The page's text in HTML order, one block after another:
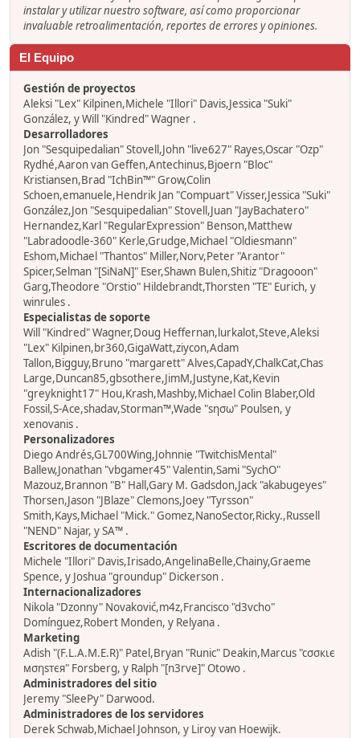
instalar y utilizar nuestro software, así como proporcionar
invaluable retroalimentación, reportes de errores y opiniones.
El Equipo
Gestión de proyectos
Aleksi "Lex" Kilpinen,Michele "Illori" Davis,Jessica "Suki"
González, y Will "Kindred" Wagner .
Desarrolladores
Jon "Sesquipedalian" Stovell,John "live627" Rayes,Oscar "Ozp"
Rydhé,Aaron van Geffen,Antechinus,Bjoern "Bloc"
Kristiansen,Brad "IchBin™" Grow,Colin
Schoen,emanuele,Hendrik Jan "Compuart" Visser,Jessica "Suki"
González,Jon "Sesquipedalian" Stovell,Juan "JayBachatero"
Hernandez,Karl "RegularExpression" Benson,Matthew
"Labradoodle-360" Kerle,Grudge,Michael "Oldiesmann"
Eshom,Michael "Thantos" Miller,Norv,Peter "Arantor"
Spicer,Selman "[SiNaN]" Eser,Shawn Bulen,Shitiz "Dragooon"
Garg,Theodore "Orstio" Hildebrandt,Thorsten "TE" Eurich, y
winrules .
Especialistas de soporte
Will "Kindred" Wagner,Doug Heffernan,lurkalot,Steve,Aleksi
"Lex" Kilpinen,br360,GigaWatt,ziycon,Adam
Tallon,Bigguy,Bruno "margarett" Alves,CapadY,ChalkCat,Chas
Large,Duncan85,gbsothere,JimM,Justyne,Kat,Kevin
"greyknight17" Hou,Krash,Mashby,Michael Colin Blaber,Old
Fossil,S-Ace,shadav,Storman™,Wade "sησω" Poulsen, y
xenovanis .
Personalizadores
Diego Andrés,GL700Wing,Johnnie "TwitchisMental"
Ballew,Jonathan "vbgamer45" Valentin,Sami "SychO"
Mazouz,Brannon "B" Hall,Gary M. Gadsdon,Jack "akabugeyes"
Thorsen,Jason "JBlaze" Clemons,Joey "Tyrsson"
Smith,Kays,Michael "Mick." Gomez,NanoSector,Ricky.,Russell
"NEND" Najar, y SA™ .
Escritores de documentación
Michele "Illori" Davis,Irisado,AngelinaBelle,Chainy,Graeme
Spence, y Joshua "groundup" Dickerson .
Internacionalizadores
Nikola "Dzonny" Novaković,m4z,Francisco "d3vcho"
Domínguez,Robert Monden, y Relyana .
Marketing
Adish "(F.L.A.M.E.R)" Patel,Bryan "Runic" Deakin,Marcus "cσσкιє
мσηѕтєя" Forsberg, y Ralph "[n3rve]" Otowo .
Administradores del sitio
Jeremy "SleePy" Darwood.
Administradores de los servidores
Derek Schwab,Michael Johnson, y Liroy van Hoewijk.